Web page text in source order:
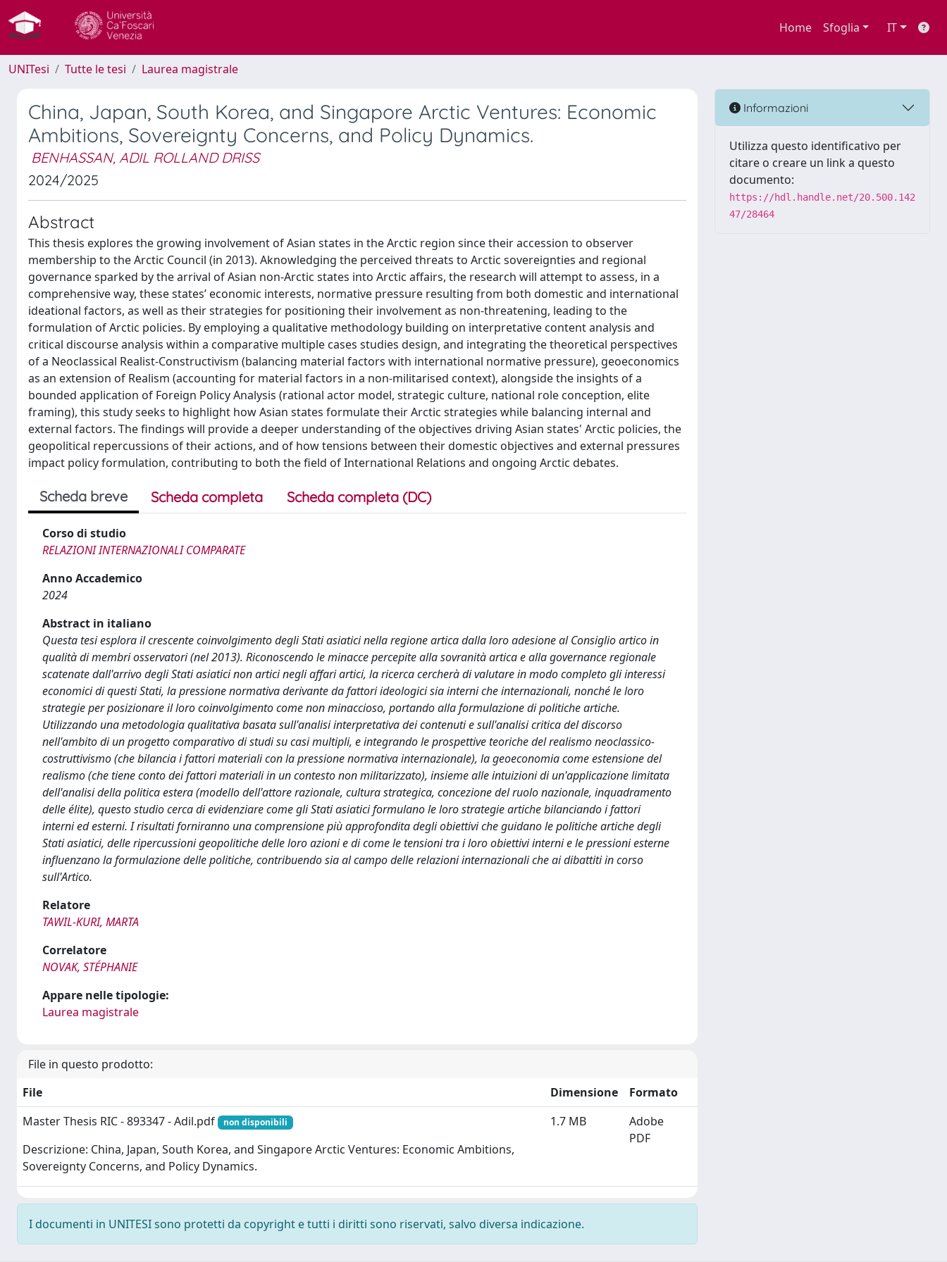
Home Sfoglia IT
UNITesi Tutte le tesi Laurea magistrale
China, Japan, South Korea, and Singapore Arctic Ventures: Economic
Ambitions, Sovereignty Concerns, and Policy Dynamics.
BENHASSAN, ADIL ROLLAND DRISS
2024/2025
Abstract
This thesis explores the growing involvement of Asian states in the Arctic region since their accession to observer
membership to the Arctic Council (in 2013). Aknowledging the perceived threats to Arctic sovereignties and regional
governance sparked by the arrival of Asian non-Arctic states into Arctic affairs, the research will attempt to assess, in a
comprehensive way, these states’ economic interests, normative pressure resulting from both domestic and international
ideational factors, as well as their strategies for positioning their involvement as non-threatening, leading to the
formulation of Arctic policies. By employing a qualitative methodology building on interpretative content analysis and
critical discourse analysis within a comparative multiple cases studies design, and integrating the theoretical perspectives
of a Neoclassical Realist-Constructivism (balancing material factors with international normative pressure), geoeconomics
as an extension of Realism (accounting for material factors in a non-militarised context), alongside the insights of a
bounded application of Foreign Policy Analysis (rational actor model, strategic culture, national role conception, elite
framing), this study seeks to highlight how Asian states formulate their Arctic strategies while balancing internal and
external factors. The findings will provide a deeper understanding of the objectives driving Asian states' Arctic policies, the
geopolitical repercussions of their actions, and of how tensions between their domestic objectives and external pressures
impact policy formulation, contributing to both the field of International Relations and ongoing Arctic debates.
Scheda breve Scheda completa Scheda completa (DC)
Corso di studio
RELAZIONI INTERNAZIONALI COMPARATE
Anno Accademico
2024
Abstract in italiano
Questa tesi esplora il crescente coinvolgimento degli Stati asiatici nella regione artica dalla loro adesione al Consiglio artico in
qualità di membri osservatori (nel 2013). Riconoscendo le minacce percepite alla sovranità artica e alla governance regionale
scatenate dall'arrivo degli Stati asiatici non artici negli affari artici, la ricerca cercherà di valutare in modo completo gli interessi
economici di questi Stati, la pressione normativa derivante da fattori ideologici sia interni che internazionali, nonché le loro
strategie per posizionare il loro coinvolgimento come non minaccioso, portando alla formulazione di politiche artiche.
Utilizzando una metodologia qualitativa basata sull'analisi interpretativa dei contenuti e sull'analisi critica del discorso
nell'ambito di un progetto comparativo di studi su casi multipli, e integrando le prospettive teoriche del realismo neoclassico-
costruttivismo (che bilancia i fattori materiali con la pressione normativa internazionale), la geoeconomia come estensione del
realismo (che tiene conto dei fattori materiali in un contesto non militarizzato), insieme alle intuizioni di un'applicazione limitata
dell'analisi della politica estera (modello dell'attore razionale, cultura strategica, concezione del ruolo nazionale, inquadramento
delle élite), questo studio cerca di evidenziare come gli Stati asiatici formulano le loro strategie artiche bilanciando i fattori
interni ed esterni. I risultati forniranno una comprensione più approfondita degli obiettivi che guidano le politiche artiche degli
Stati asiatici, delle ripercussioni geopolitiche delle loro azioni e di come le tensioni tra i loro obiettivi interni e le pressioni esterne
influenzano la formulazione delle politiche, contribuendo sia al campo delle relazioni internazionali che ai dibattiti in corso
sull'Artico.
Relatore
TAWIL-KURI, MARTA
Correlatore
NOVAK, STÉPHANIE
Appare nelle tipologie:
Laurea magistrale
File in questo prodotto:
File
Dimensione
Formato
Master Thesis RIC - 893347 - Adil.pdf
non disponibili
Descrizione: China, Japan, South Korea, and Singapore Arctic Ventures: Economic Ambitions,
Sovereignty Concerns, and Policy Dynamics.
1.7 MB
Adobe
PDF
I documenti in UNITESI sono protetti da copyright e tutti i diritti sono riservati, salvo diversa indicazione.
Informazioni
Utilizza questo identificativo per
citare o creare un link a questo
documento:
https://hdl.handle.net/20.500.142
47/28464